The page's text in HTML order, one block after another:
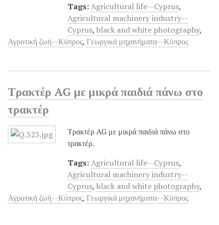
Tags:Agricultural life--Cyprus,
Agricultural machinery industry--
Cyprus, black and white photography,
Αγροτική ζωή--Κύπρος, Γεωργικά μηχανήματα--Κύπρος
Τρακτέρ AG με μικρά παιδιά πάνω στο
τρακτέρ
Τρακτέρ AG με μικρά παιδιά πάνω στο
τρακτέρ.
Tags:Agricultural life--Cyprus,
Agricultural machinery industry--
Cyprus, black and white photography,
Αγροτική ζωή--Κύπρος, Γεωργικά μηχανήματα--Κύπρος